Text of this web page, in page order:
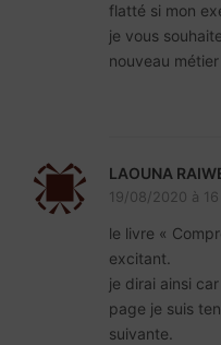
flatté si mon
je vous
nouveau métier
LAOUNA
19/08/2020 à
le livre «
excitant.
je dirai ainsi
page je suis
suivante.